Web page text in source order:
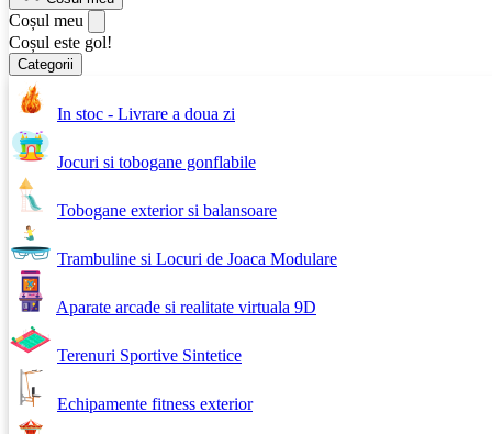
Coșul meu
Coșul este gol!
Categorii
In stoc - Livrare a doua zi
Jocuri si tobogane gonflabile
Tobogane exterior si balansoare
Trambuline si Locuri de Joaca Modulare
Aparate arcade si realitate virtuala 9D
Terenuri Sportive Sintetice
Echipamente fitness exterior